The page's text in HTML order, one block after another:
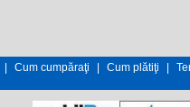
Cum cumpăraţi Cum plătiţi